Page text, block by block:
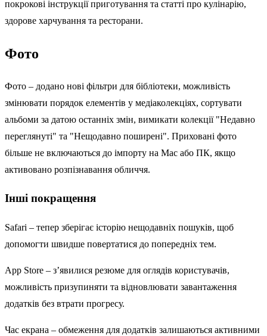
покрокові інструкції приготування та статті про кулінарію,
здорове харчування та ресторани.
Фото
Фото – додано нові фільтри для бібліотеки, можливість
змінювати порядок елементів у медіаколекціях, сортувати
альбоми за датою останніх змін, вимикати колекції "Недавно
переглянуті" та "Нещодавно поширені". Приховані фото
більше не включаються до імпорту на Mac або ПК, якщо
активовано розпізнавання обличчя.
Інші покращення
Safari – тепер зберігає історію нещодавніх пошуків, щоб
допомогти швидше повертатися до попередніх тем.
App Store – з’явилися резюме для оглядів користувачів,
можливість призупиняти та відновлювати завантаження
додатків без втрати прогресу.
Час екрана – обмеження для додатків залишаються активними